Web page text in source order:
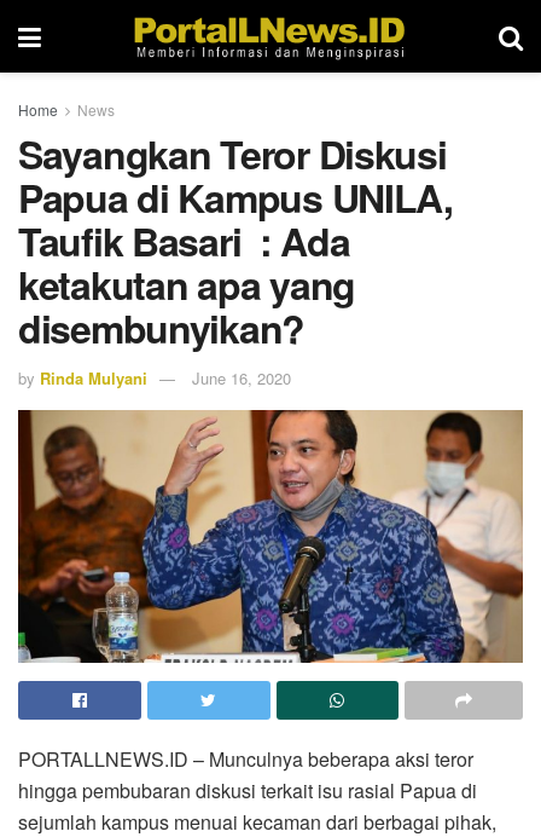
Home News
Sayangkan Teror Diskusi
Papua di Kampus UNILA,
Taufik Basari : Ada
ketakutan apa yang
disembunyikan?
by Rinda Mulyani June 16, 2020
PORTALLNEWS.ID – Munculnya beberapa aksi teror
hingga pembubaran diskusi terkait isu rasial Papua di
sejumlah kampus menuai kecaman dari berbagai pihak,